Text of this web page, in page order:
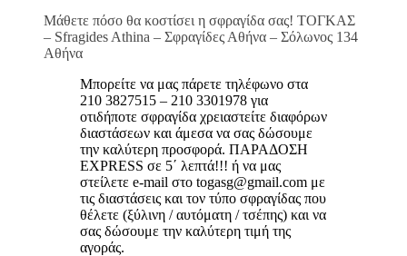
Μάθετε πόσο θα κοστίσει η σφραγίδα σας! ΤΟΓΚΑΣ
– Sfragides Athina – Σφραγίδες Αθήνα – Σόλωνος 134
Αθήνα
Μπορείτε να μας πάρετε τηλέφωνο στα
210 3827515 – 210 3301978 για
οτιδήποτε σφραγίδα χρειαστείτε διαφόρων
διαστάσεων και άμεσα να σας δώσουμε
την καλύτερη προσφορά. ΠΑΡΑΔΟΣΗ
EXPRESS σε 5΄ λεπτά!!! ή να μας
στείλετε e-mail στο togasg@gmail.com με
τις διαστάσεις και τον τύπο σφραγίδας που
θέλετε (ξύλινη / αυτόματη / τσέπης) και να
σας δώσουμε την καλύτερη τιμή της
αγοράς.